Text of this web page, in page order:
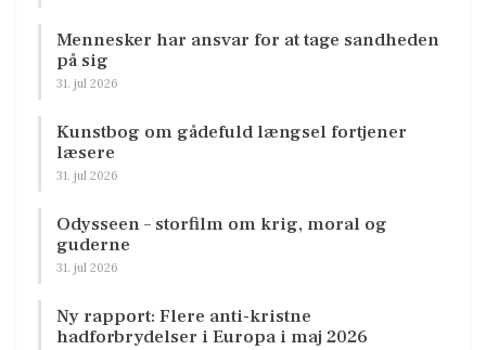
Mennesker har ansvar for at tage sandheden
på sig
31. jul 2026
Kunstbog om gådefuld længsel fortjener
læsere
31. jul 2026
Odysseen – storfilm om krig, moral og
guderne
31. jul 2026
Ny rapport: Flere anti-kristne
hadforbrydelser i Europa i maj 2026